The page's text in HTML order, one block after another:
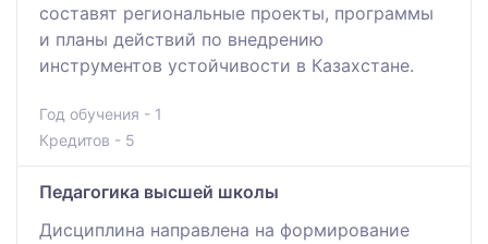
составят региональные проекты, программы
и планы действий по внедрению
инструментов устойчивости в Казахстане.
Год обучения - 1
Кредитов - 5
Педагогика высшей школы
Дисциплина направлена на формирование